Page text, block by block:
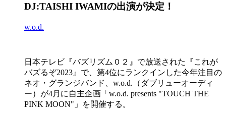
DJ:TAISHI IWAMIの出演が決定！
w.o.d.
日本テレビ『バズリズム０２』で放送された『これが
バズるぞ2023』で、第4位にランクインした今年注目の
ネオ・グランジバンド、w.o.d.（ダブリューオーディ
ー）が4月に自主企画「w.o.d. presents "TOUCH THE
PINK MOON"」を開催する。